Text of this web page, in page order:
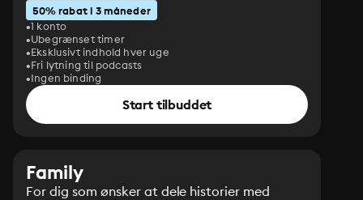
50% rabat i 3 måneder
1 konto
Ubegrænset timer
Eksklusivt indhold hver uge
Fri lytning til podcasts
Ingen binding
Start tilbuddet
Family
For dig som ønsker at dele historier med